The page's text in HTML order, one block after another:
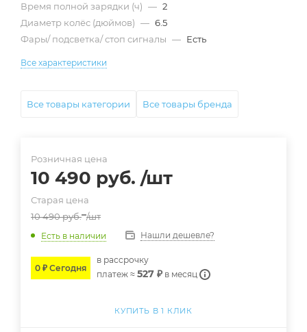
Время полной зарядки (ч) — 2
Диаметр колёс (дюймов) — 6.5
Фары/ подсветка/ стоп сигналы — Есть
Все характеристики
Все товары категории Все товары бренда
Розничная цена
10 490 руб. /шт
Старая цена
10 490руб. /шт
Есть в наличии Нашли дешевле?
0 ₽ Сегодня
в расcрочку
платеж ≈ 527 ₽ в месяц
КУПИТЬ В 1 КЛИК